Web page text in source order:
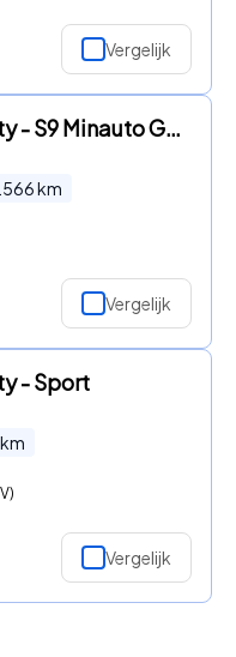
Vergelijk
Aixam City - S9 Minauto GT Brommobiel
km
Vergelijk
- Sport
km
Vergelijk